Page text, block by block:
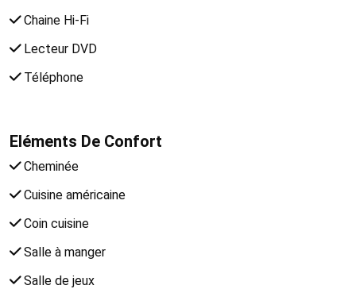
Chaine Hi-Fi
Lecteur DVD
Téléphone
Eléments De Confort
Cheminée
Cuisine américaine
Coin cuisine
Salle à manger
Salle de jeux